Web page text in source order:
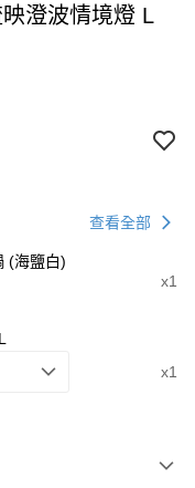
澄波情境燈 L
查看全部
(海鹽白)
x1
x1